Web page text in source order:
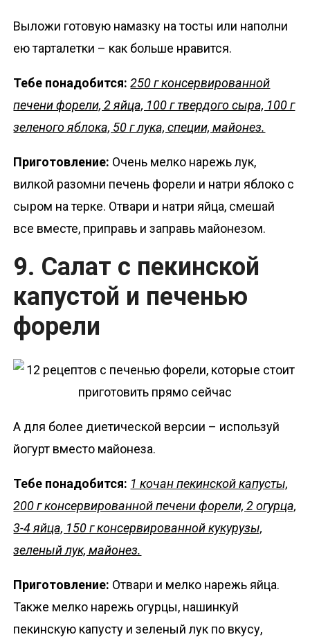
Выложи готовую намазку на тосты или наполни
ею тарталетки – как больше нравится.
Тебе понадобится:250 г консервированной
печени форели, 2 яйца, 100 г твердого сыра, 100 г
зеленого яблока, 50 г лука, специи, майонез.
Приготовление: Очень мелко нарежь лук,
вилкой разомни печень форели и натри яблоко с
сыром на терке. Отвари и натри яйца, смешай
все вместе, приправь и заправь майонезом.
9. Салат с пекинской
капустой и печенью
форели
А для более диетической версии – используй
йогурт вместо майонеза.
Тебе понадобится: 1 кочан пекинской капусты,
200 г консервированной печени форели, 2 огурца,
3-4 яйца, 150 г консервированной кукурузы,
зеленый лук, майонез.
Приготовление: Отвари и мелко нарежь яйца.
Также мелко нарежь огурцы, нашинкуй
пекинскую капусту и зеленый лук по вкусу,